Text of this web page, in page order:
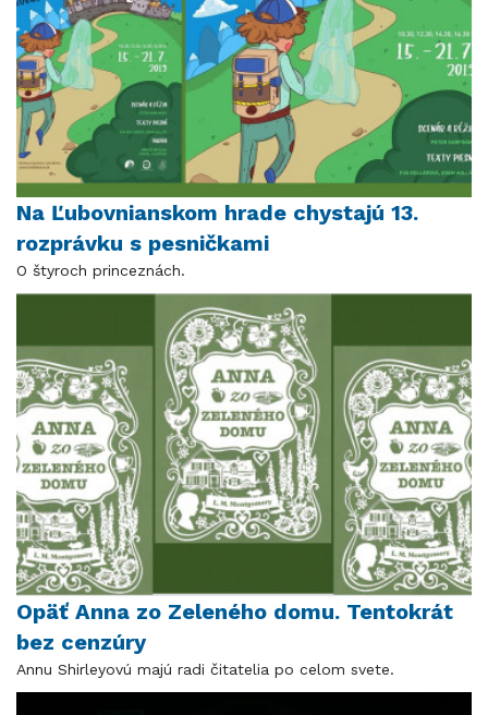
Na Ľubovnianskom hrade chystajú 13.
rozprávku s pesničkami
O štyroch princeznách.
Opäť Anna zo Zeleného domu. Tentokrát
bez cenzúry
Annu Shirleyovú majú radi čitatelia po celom svete.